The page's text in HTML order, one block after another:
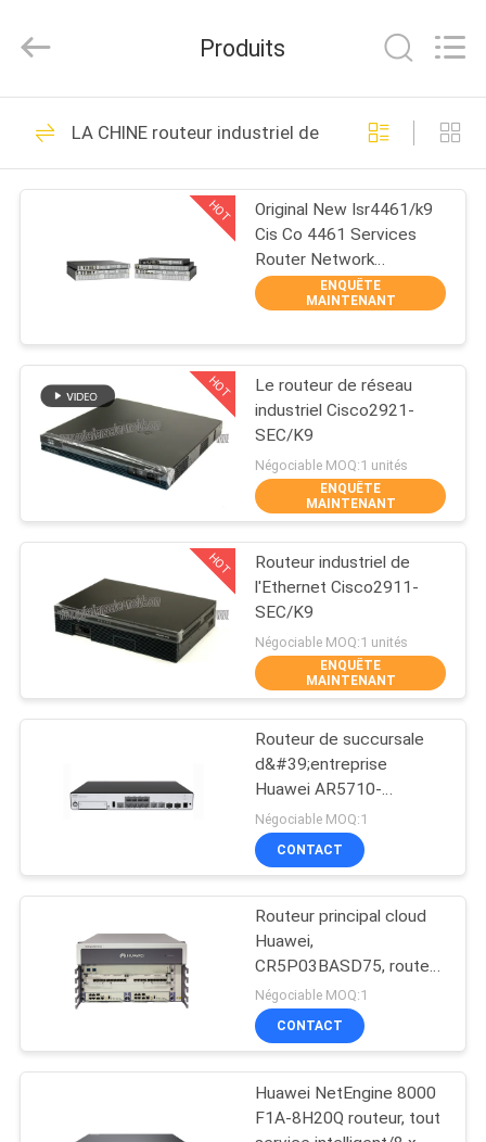
MAISON
PRODUITS
PROPOS
VISITE
L'USINE
CONTRÔLE
NOUS
CONTACTER
NOUVELLES
LES
Equipment
Rights
Module optique
d'émetteur-
récepteur
538
émetteur-récepteur
optique de SFP
235
Modules SFP Cisco
273
Contrôle industriel
de PLC
Module de Huawei
302
Produits
LA CHINE routeur industriel de réseau
HOT
Original New Isr4461/k9
Cis Co 4461 Services
Router Network
PouterISR4461/K9
ENQUÊTE
MAINTENANT
HOT
Le routeur de réseau
industriel Cisco2921-
SEC/K9
Négociable MOQ:1 unités
ENQUÊTE
MAINTENANT
HOT
Routeur industriel de
l'Ethernet Cisco2911-
SEC/K9
Négociable MOQ:1 unités
ENQUÊTE
MAINTENANT
Routeur de succursale
d&#39;entreprise
Huawei AR5710-
H8T2TS1
Négociable MOQ:1
CONTACT
Routeur principal cloud
Huawei,
CR5P03BASD75, routeur
NE40E-X3A, 2 MPU/2
alimentation CC/aucun
logiciel
Négociable MOQ:1
CONTACT
Huawei NetEngine 8000
F1A-8H20Q routeur, tout